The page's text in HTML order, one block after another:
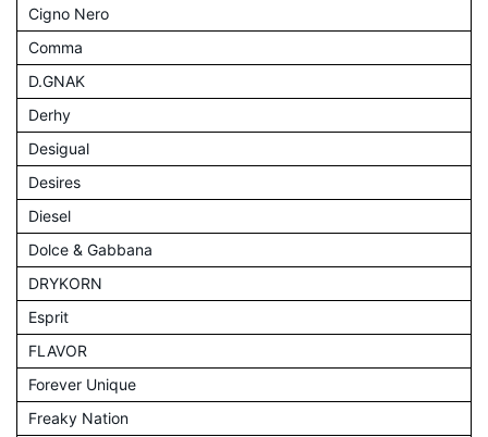
Cigno Nero
Comma
D.GNAK
Derhy
Desigual
Desires
Diesel
Dolce & Gabbana
DRYKORN
Esprit
FLAVOR
Forever Unique
Freaky Nation